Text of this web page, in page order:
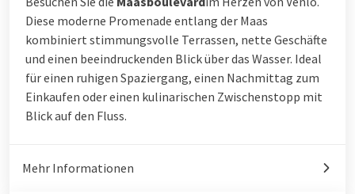
Diese moderne Promenade entlang der Maas
kombiniert stimmungsvolle Terrassen, nette Geschäfte
und einen beeindruckenden Blick über das Wasser. Ideal
für einen ruhigen Spaziergang, einen Nachmittag zum
Einkaufen oder einen kulinarischen Zwischenstopp mit
Blick auf den Fluss.
Mehr Informationen